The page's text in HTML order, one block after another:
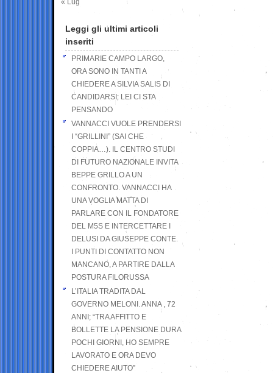
« Lug
Leggi gli ultimi articoli
inseriti
PRIMARIE CAMPO LARGO,
ORA SONO IN TANTI A
CHIEDERE A SILVIA SALIS DI
CANDIDARSI: LEI CI STA
PENSANDO
VANNACCI VUOLE PRENDERSI
I “GRILLINI” (SAI CHE
COPPIA…). IL CENTRO STUDI
DI FUTURO NAZIONALE INVITA
BEPPE GRILLO A UN
CONFRONTO. VANNACCI HA
UNA VOGLIA MATTA DI
PARLARE CON IL FONDATORE
DEL M5S E INTERCETTARE I
DELUSI DA GIUSEPPE CONTE.
I PUNTI DI CONTATTO NON
MANCANO, A PARTIRE DALLA
POSTURA FILORUSSA
L’ITALIA TRADITA DAL
GOVERNO MELONI. ANNA , 72
ANNI; “TRA AFFITTO E
BOLLETTE LA PENSIONE DURA
POCHI GIORNI, HO SEMPRE
LAVORATO E ORA DEVO
CHIEDERE AIUTO”